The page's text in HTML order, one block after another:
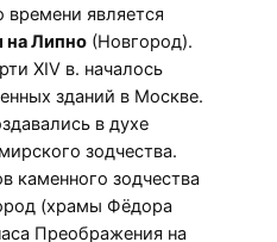
времени является
на Липно (Новгород).
XIV в. началось
зданий в Москве.
в духе
зодчества.
каменного зодчества
(храмы Фёдора
Преображения на